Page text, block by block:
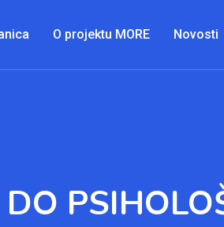
O projektu MORE Novosti
DO